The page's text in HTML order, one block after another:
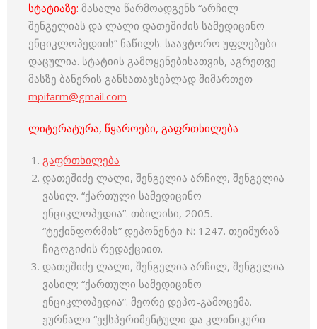
სტატიაზე: მასალა წარმოადგენს “არჩილ
შენგელიას და ლალი დათეშიძის სამედიცინო
ენციკლოპედიის” ნაწილს. საავტორო უფლებები
დაცულია. სტატიის გამოყენებისათვის, აგრეთვე
მასზე ბანერის განსათავსებლად მიმართეთ
mpifarm@gmail.com
ლიტერატურა, წყაროები, გაფრთხილება
გაფრთხილება
დათეშიძე ლალი, შენგელია არჩილ, შენგელია
ვასილ. “ქართული სამედიცინო
ენციკლოპედია”. თბილისი, 2005.
“ტექინფორმის” დეპონენტი N: 1247. თეიმურაზ
ჩიგოგიძის რედაქციით.
დათეშიძე ლალი, შენგელია არჩილ, შენგელია
ვასილ; “ქართული სამედიცინო
ენციკლოპედია”. მეორე დეპო-გამოცემა.
ჟურნალი “ექსპერიმენტული და კლინიკური